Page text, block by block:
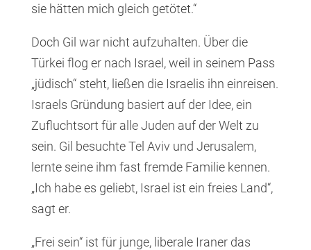
sie hätten mich gleich getötet.“
Doch Gil war nicht aufzuhalten. Über die
Türkei flog er nach Israel, weil in seinem Pass
„jüdisch“ steht, ließen die Israelis ihn einreisen.
Israels Gründung basiert auf der Idee, ein
Zufluchtsort für alle Juden auf der Welt zu
sein. Gil besuchte Tel Aviv und Jerusalem,
lernte seine ihm fast fremde Familie kennen.
„Ich habe es geliebt, Israel ist ein freies Land“,
sagt er.
„Frei sein“ ist für junge, liberale Iraner das